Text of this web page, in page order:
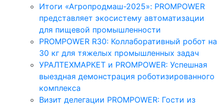
Итоги «Агропродмаш-2025»: PROMPOWER
представляет экосистему автоматизации
для пищевой промышленности
PROMPOWER R30: Коллаборативный робот на
30 кг для тяжелых промышленных задач
УРАЛТЕХМАРКЕТ и PROMPOWER: Успешная
выездная демонстрация роботизированного
комплекса
Визит делегации PROMPOWER: Гости из